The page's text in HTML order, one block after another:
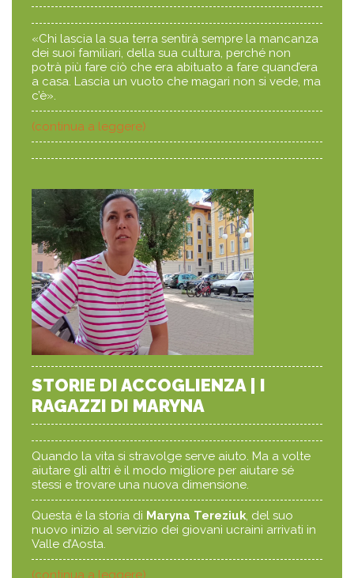
«Chi lascia la sua terra sentirà sempre la mancanza
dei suoi familiari, della sua cultura, perché non
potrà più fare ciò che era abituato a fare quand’era
a casa. Lascia un vuoto che magari non si vede, ma
c’è».
(continua a leggere)
STORIE DI ACCOGLIENZA | I
RAGAZZI DI MARYNA
Quando la vita si stravolge serve aiuto. Ma a volte
aiutare gli altri è il modo migliore per aiutare sé
stessi e trovare una nuova dimensione.
Questa è la storia di Maryna Tereziuk, del suo
nuovo inizio al servizio dei giovani ucraini arrivati in
Valle d’Aosta.
(continua a leggere)